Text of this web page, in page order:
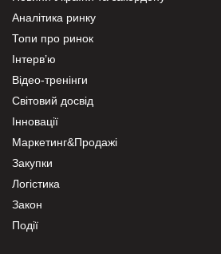
Аналітика ринку
Топи про ринок
Інтерв’ю
Відео-тренінги
Світовий досвід
Інновації
Маркетинг&Продажі
Закупки
Логістика
Закон
Події